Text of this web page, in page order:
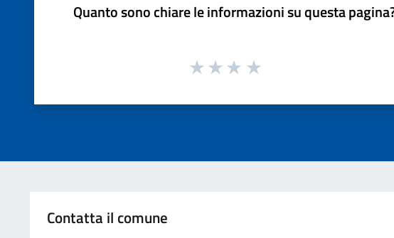
Quanto sono chiare le informazioni su questa
Contatta il comune